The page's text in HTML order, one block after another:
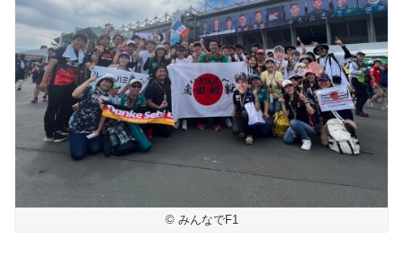
© みんなでF1